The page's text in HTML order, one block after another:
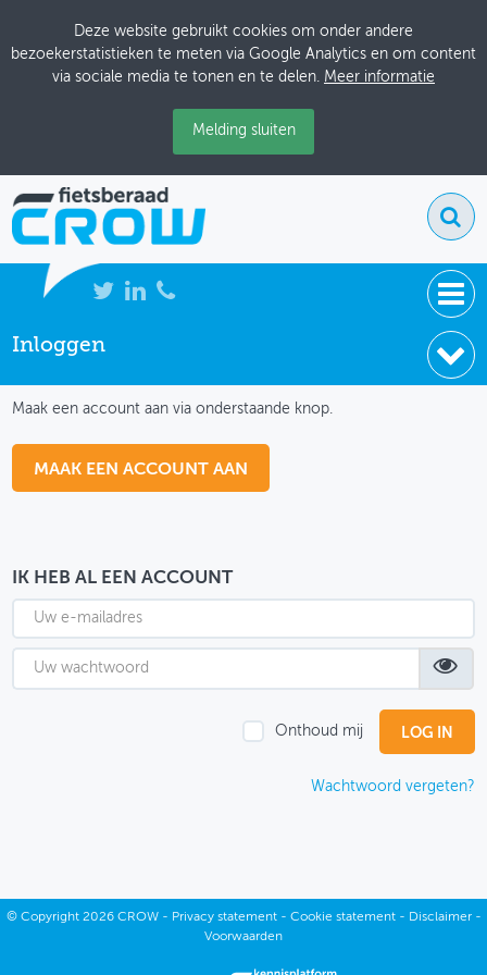
Deze website gebruikt cookies om onder andere
bezoekerstatistieken te meten via Google Analytics en om content
via sociale media te tonen en te delen. Meer informatie
Melding sluiten
NIEUWS
THEMASITES
MIJN PROFIEL
GEBRUIKER
Inloggen
Maak een account aan via onderstaande knop.
MAAK EEN ACCOUNT AAN
IK HEB AL EEN ACCOUNT
Onthoud mij
Wachtwoord vergeten?
© Copyright2026 CROW - Privacy statement- Cookie statement- Disclaimer-
Voorwaarden